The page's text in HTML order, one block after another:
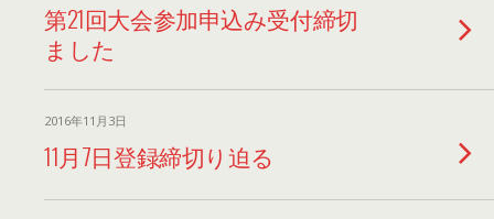
第21回大会参加申込み受付締切
ました
2016年11月3日
11月7日登録締切り迫る